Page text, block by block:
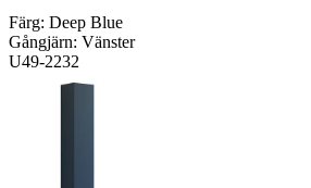
Färg: Deep Blue
Gångjärn: Vänster
U49-2232